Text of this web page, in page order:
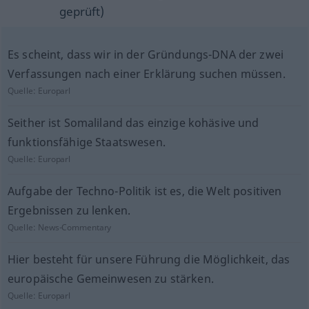
geprüft)
Es scheint, dass wir in der Gründungs-DNA der zwei
Verfassungen nach einer Erklärung suchen müssen.
Quelle: Europarl
Seither ist Somaliland das einzige kohäsive und
funktionsfähige Staatswesen.
Quelle: Europarl
Aufgabe der Techno-Politik ist es, die Welt positiven
Ergebnissen zu lenken.
Quelle: News-Commentary
Hier besteht für unsere Führung die Möglichkeit, das
europäische Gemeinwesen zu stärken.
Quelle: Europarl